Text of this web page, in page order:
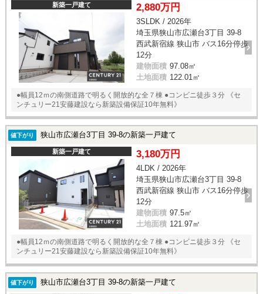
新築一戸建て 2,880万円
3SLDK / 2026年
埼玉県狭山市広瀬台3丁目 39-8
西武新宿線 狭山市 バス16分停歩
12分
建物面積 97.08㎡
土地面積 122.01㎡
●幅員12ｍの南側道路で明るく開放的な全７棟 ●コンビニ徒歩３分 《セ
ンチュリー21安藤建設なら新築設備保証10年無料》
値下がり 狭山市広瀬台3丁目 39-8の新築一戸建て
新築一戸建て 3,180万円
4LDK / 2026年
埼玉県狭山市広瀬台3丁目 39-8
西武新宿線 狭山市 バス16分停歩
12分
建物面積 97.5㎡
土地面積 121.97㎡
●幅員12ｍの南側道路で明るく開放的な全７棟 ●コンビニ徒歩３分 《セ
ンチュリー21安藤建設なら新築設備保証10年無料》
値下がり 狭山市広瀬台3丁目 39-8の新築一戸建て